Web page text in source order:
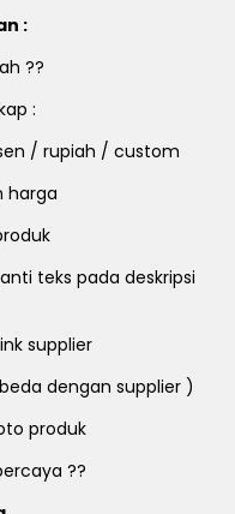
:
??
:
/ rupiah / custom
harga
teks pada deskripsi
supplier
dengan supplier )
produk
??